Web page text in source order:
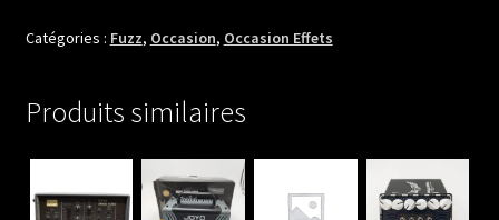
FUZZ
Catégories : Fuzz, Occasion, Occasion Effets
Produits similaires